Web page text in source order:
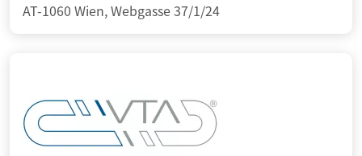
AT-1060 Wien, Webgasse 37/1/24